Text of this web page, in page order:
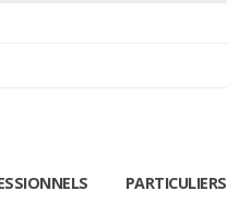
PARTICULIERS